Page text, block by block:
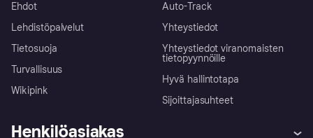
Ehdot
Lehdistöpalvelut
Tietosuoja
Turvallisuus
Wikipink
Auto-Track
Yhteystiedot
Yhteystiedot viranomaisten
tietopyynnöille
Hyvä hallintotapa
Sijoittajasuhteet
Henkilöasiakas